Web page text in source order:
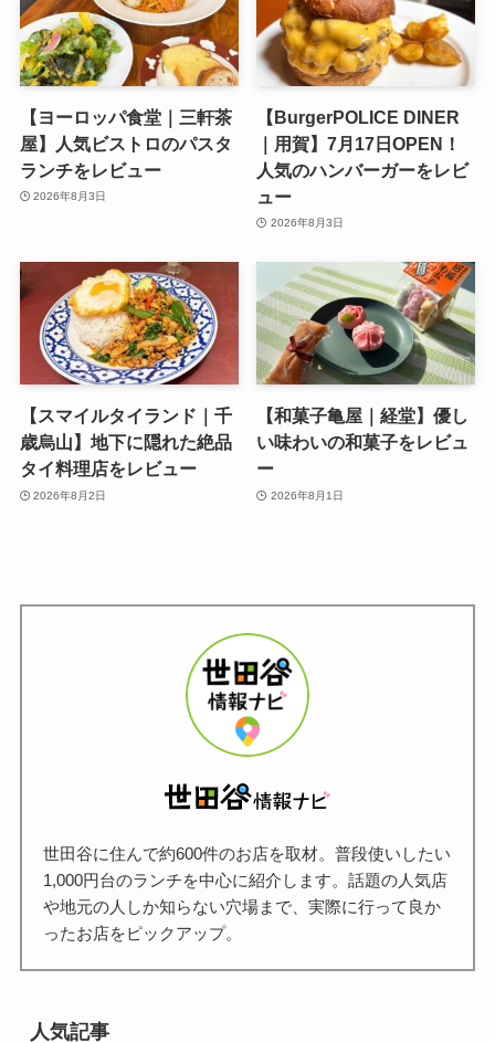
【ヨーロッパ食堂｜三軒茶
屋】人気ビストロのパスタ
ランチをレビュー
2026年8月3日
【BurgerPOLICE DINER
｜用賀】7月17日OPEN！
人気のハンバーガーをレビ
ュー
2026年8月3日
【スマイルタイランド｜千
歳烏山】地下に隠れた絶品
タイ料理店をレビュー
2026年8月2日
【和菓子亀屋｜経堂】優し
い味わいの和菓子をレビュ
ー
2026年8月1日
世田谷に住んで約600件のお店を取材。普段使いしたい
1,000円台のランチを中心に紹介します。話題の人気店
や地元の人しか知らない穴場まで、実際に行って良か
ったお店をピックアップ。
人気記事